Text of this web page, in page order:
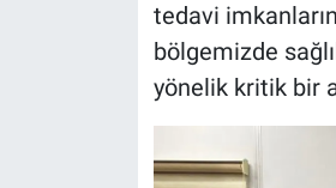
tedavi
bölgemizde
yönelik kritik bir